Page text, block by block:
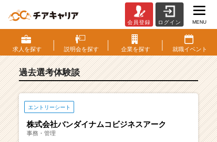
S・
選
考
験
ベ
会員登録 ログイン MENU
求人を探す 説明会を探す 企業を探す 就職イベント
過去選考体験談
エントリーシート
株式会社バンダイナムコビジネスアーク
事務・管理